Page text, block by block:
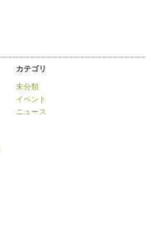
カテゴリ
未分類
イベント
ニュース